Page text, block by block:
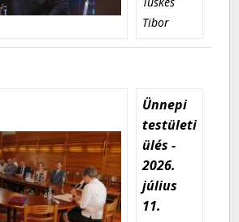
Tibor
Ünnepi
testületi
ülés -
2026.
július
11.